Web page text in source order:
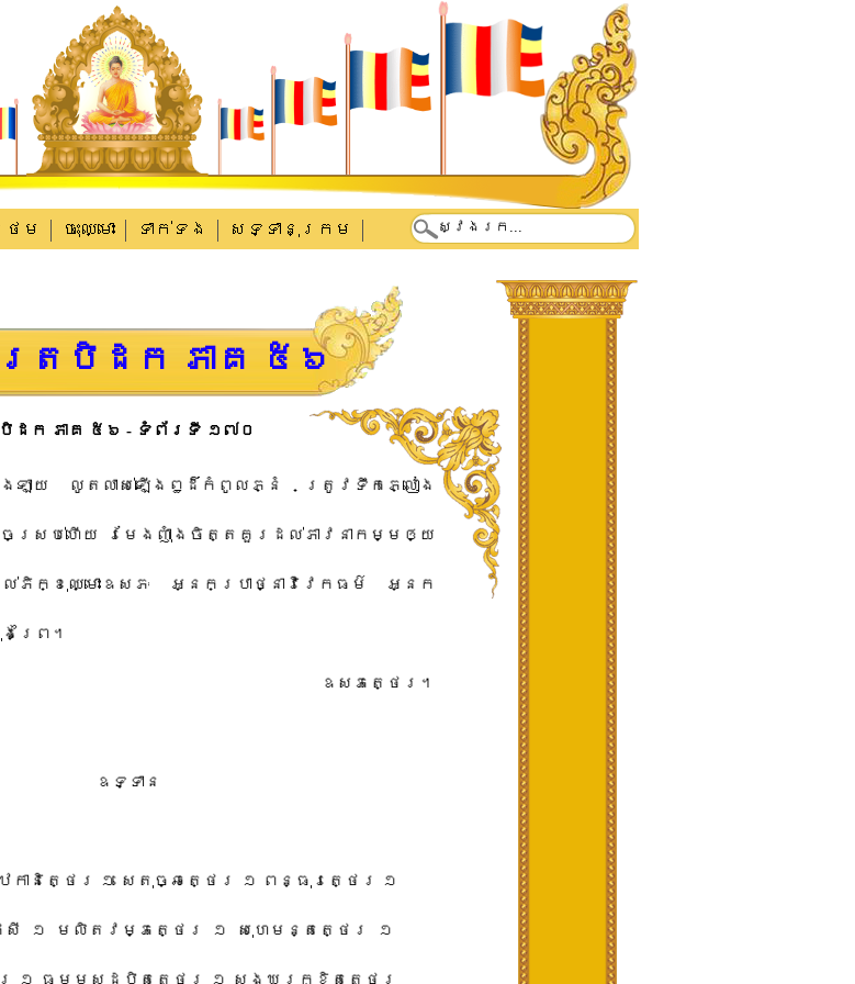
ែម ចុះឈ្មោះ ទាក់​ទង
សទ្ទានុក្រម
រៃបិដក ភាគ ៥៦
បិដក ភាគ ៥៦ - ទំព័រទី ១៧០
ង​ឡាយ​ ​លូតលាស់​ឡើង​ឰដ៏​កំពូលភ្នំ​ ​ត្រូវ​ទឹកភ្លៀង​
ច​ស្រប់​ហើយ​ ​រមែង​ញុំាង​ចិត្ត​គួរ​ដល់​ភាវនា​កម្ម​ឲ្យ​
ដល់​ភិក្ខុ​ឈ្មោះ​ឧសភៈ​ ​អ្នក​ប្រាថ្នា​វិវេក​ធម៌​ ​អ្នក
ព្រៃ​។​
​ឧសភ​ត្ថេ​រ​។​
​ឧទ្ទាន​
កា​និ​ត្ថេ​រ​ ​១​ ​សេតុ​ច្ឆ​ត្ថេ​រ​ ​១​ ​ពន្ធុ​រត្ថេរ​ ​១​
សី​ ​១​ ​មលិ​ត​វម្ភ​ត្ថេ​រ​ ​១​ ​សុ​ហេ​មន្ត​ត្ថេ​រ​ ​១​
១​ ​ធម្ម​ស​ដបិ​តុ​ត្ថេ​រ​ ​១​ ​សង្ឃ​រក្ខិត​ត្ថេ​រ​